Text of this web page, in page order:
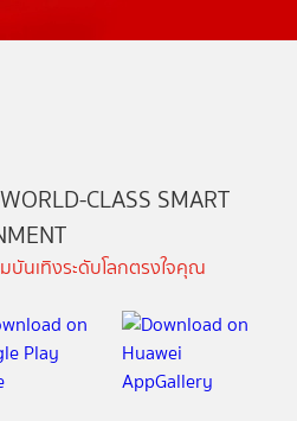
CLASS SMART
บันเทิงระดับโลกตรงใจคุณ